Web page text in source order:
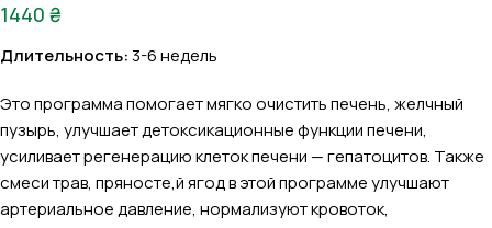
1440 ₴
Длительность:3-6 недель
Это программа помогает мягко очистить печень, желчный
пузырь, улучшает детоксикационные функции печени,
усиливает регенерацию клеток печени — гепатоцитов. Также
смеси трав, пряносте,й ягод в этой программе улучшают
артериальное давление, нормализуют кровоток,